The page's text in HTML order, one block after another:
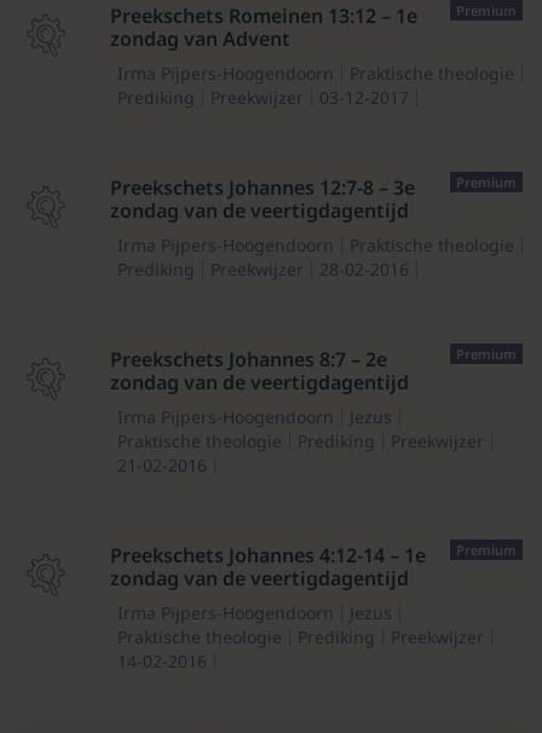
Premium
Preekschets Romeinen 13:12 – 1e
zondag van Advent
Irma Pijpers-Hoogendoorn
Praktische theologie
Prediking
Preekwijzer 03-12-2017
Premium
Preekschets Johannes 12:7-8 – 3e
zondag van de veertigdagentijd
Irma Pijpers-Hoogendoorn
Praktische theologie
Prediking
Preekwijzer 28-02-2016
Premium
Preekschets Johannes 8:7 – 2e
zondag van de veertigdagentijd
Irma Pijpers-Hoogendoorn
Jezus
Praktische theologie
Prediking
Preekwijzer
21-02-2016
Premium
Preekschets Johannes 4:12-14 – 1e
zondag van de veertigdagentijd
Irma Pijpers-Hoogendoorn
Jezus
Praktische theologie
Prediking
Preekwijzer
14-02-2016